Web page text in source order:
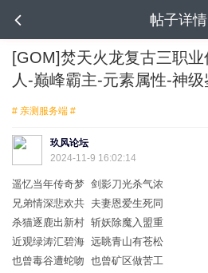
帖子详情
[GOM]焚天火龙复古三职
人-巅峰霸主-元素属性-神
# 亲测服务端 #
玖风论坛
2024-11-9 16:02:14
遥忆当年传奇梦 剑影刀光杀气浓
兄弟情深悲欢共 夫妻恩爱生死同
杀猫逐鹿出新村 斩妖除魔入盟重
近观绿涛汇碧海 远眺青山有苍松
也曾毒谷遭蛇吻 也曾矿区做苦工